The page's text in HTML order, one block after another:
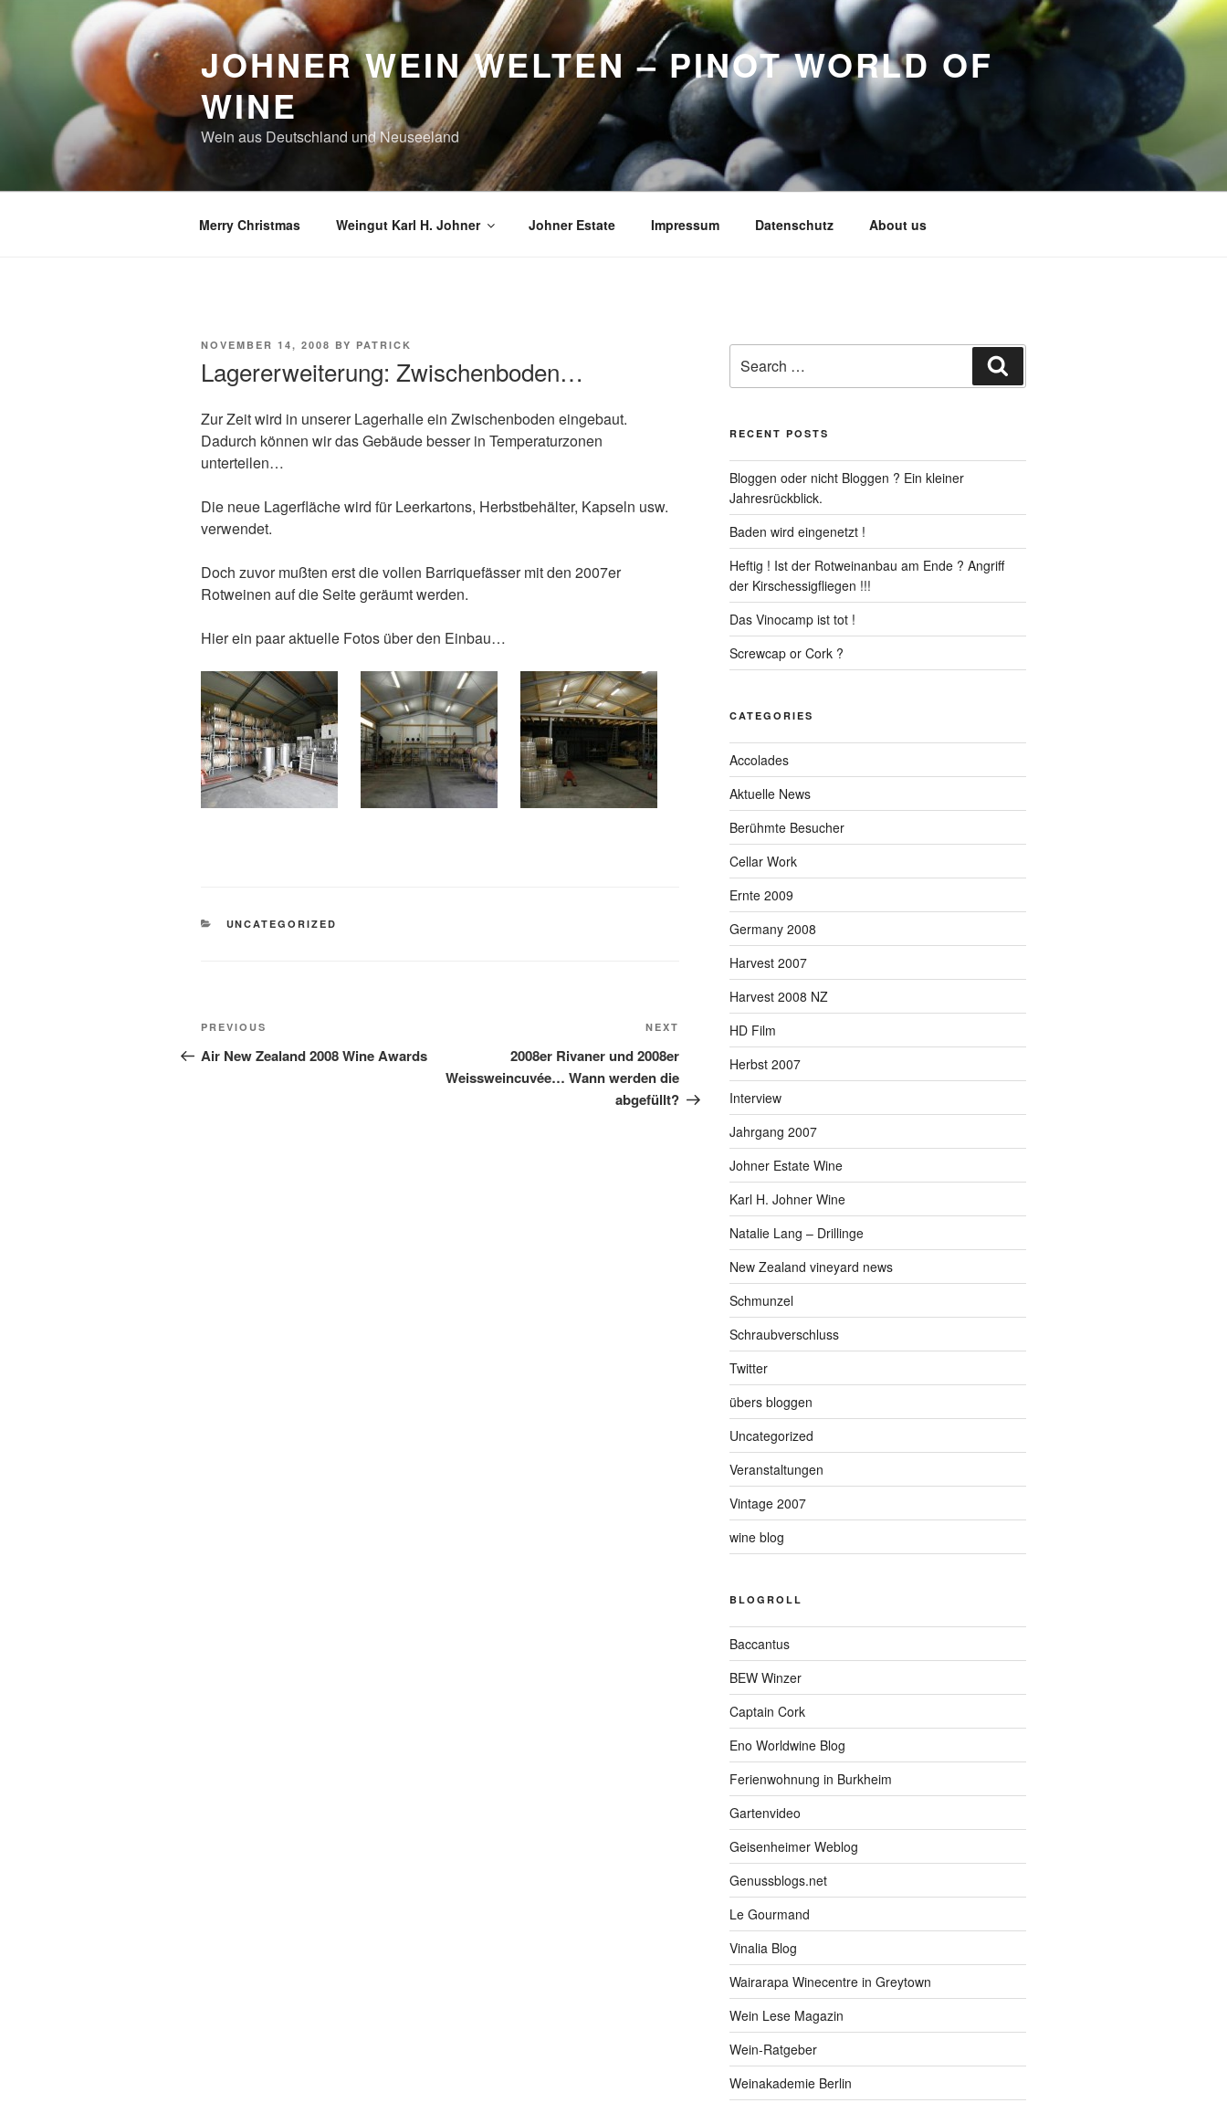
JOHNER WEIN WELTEN – PINOT WORLD OF
WINE
Wein aus Deutschland und Neuseeland
Merry Christmas Weingut Karl H. Johner Johner Estate Impressum Datenschutz About us
POSTED
NOVEMBER 14, 2008 BY PATRICK
Lagererweiterung: Zwischenboden…
Zur Zeit wird in unserer Lagerhalle ein Zwischenboden eingebaut.
Dadurch können wir das Gebäude besser in Temperaturzonen
unterteilen…
Die neue Lagerfläche wird für Leerkartons, Herbstbehälter, Kapseln usw.
verwendet.
Doch zuvor mußten erst die vollen Barriquefässer mit den 2007er
Rotweinen auf die Seite geräumt werden.
Hier ein paar aktuelle Fotos über den Einbau…
CATEGORIES
UNCATEGORIZED
Post
navigation
Previous
Post
PREVIOUS
Air New Zealand 2008 Wine Awards
NEXT
2008er Rivaner und 2008er
Weissweincuvée… Wann werden die
abgefüllt?
for:
RECENT POSTS
Bloggen oder nicht Bloggen ? Ein kleiner
Jahresrückblick.
Baden wird eingenetzt !
Heftig ! Ist der Rotweinanbau am Ende ? Angriff
der Kirschessigfliegen !!!
Das Vinocamp ist tot !
Screwcap or Cork ?
CATEGORIES
Accolades
Aktuelle News
Berühmte Besucher
Cellar Work
Ernte 2009
Germany 2008
Harvest 2007
Harvest 2008 NZ
HD Film
Herbst 2007
Interview
Jahrgang 2007
Johner Estate Wine
Karl H. Johner Wine
Natalie Lang – Drillinge
New Zealand vineyard news
Schmunzel
Schraubverschluss
Twitter
übers bloggen
Uncategorized
Veranstaltungen
Vintage 2007
wine blog
BLOGROLL
Baccantus
BEW Winzer
Captain Cork
Eno Worldwine Blog
Ferienwohnung in Burkheim
Gartenvideo
Geisenheimer Weblog
Genussblogs.net
Le Gourmand
Vinalia Blog
Wairarapa Winecentre in Greytown
Wein Lese Magazin
Wein-Ratgeber
Weinakademie Berlin